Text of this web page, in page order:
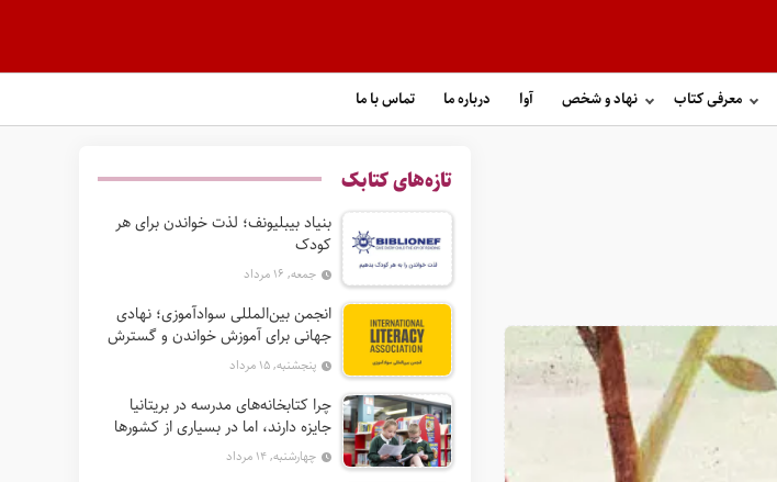
معرفی کتاب نهاد و شخص آوا درباره ما تماس با ما
تازه‌های کتابک
بنیاد بیبلیونف؛ لذت خواندن برای هر
کودک
جمعه, ۱۶ مرداد
انجمن بین‌المللی سوادآموزی؛ نهادی
جهانی برای آموزش خواندن و گسترش
حق سواد
پنجشنبه, ۱۵ مرداد
چرا کتابخانه‌های مدرسه در بریتانیا
جایزه دارند، اما در بسیاری از کشورها
نه؟چهارشنبه, ۱۴ مرداد